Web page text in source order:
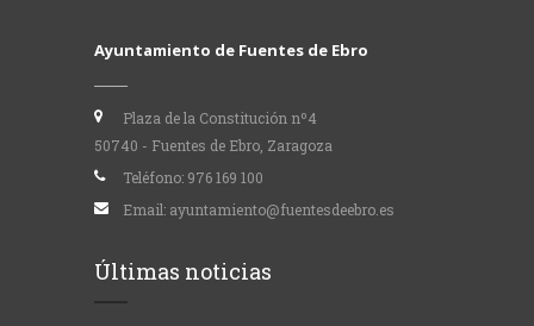
Ayuntamiento de Fuentes de Ebro
Plaza de la Constitución nº4
50740 - Fuentes de Ebro, Zaragoza
Teléfono: 976 169 100
Email: ayuntamiento@fuentesdeebro.es
Últimas noticias